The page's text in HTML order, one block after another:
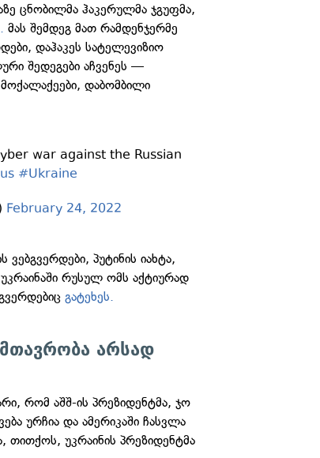
ცნობილმა ჰაკერულმა ჯგუფმა,
მას შემდეგ მათ რამდენჯერმე
დაჰაკეს სატელევიზიო
შედეგები აჩვენეს —
დაბომბილი
war against the Russian
#Ukraine
February 24, 2022
პუტინის იახტა,
რუსულ ომს აქტიურად
გატეხეს.
არსად
რომ აშშ-ის პრეზიდენტმა, ჯო
ურჩია და ამერიკაში ჩასვლა
უკრაინის პრეზიდენტმა